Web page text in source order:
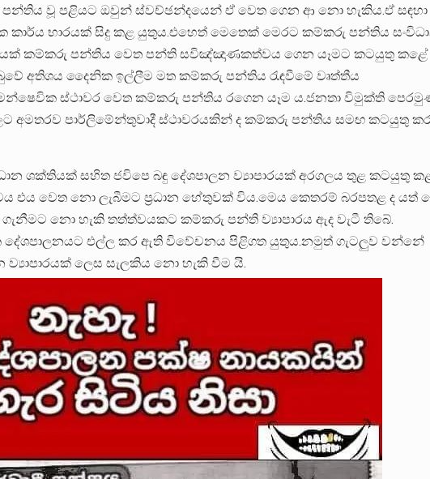
වූ පළියට ඔවුන් ස්වච්ඡන්දයෙන් ඒ වෙත ගෙන ආ නො හැකිය.ඒ සඳහා
භාරයක් සිදු කළ යුතුය.එහෙත් මෙතෙක් මෙරට කම්කරු පන්තිය
කම්කරු පන්තිය වෙත පන්ති සවිඤ්ඤාණකත්වය ගෙන යෑමට කටයුතු කළේ
අතිශය දෛනික ඉල්ලීම මත කම්කරු පන්තිය රැඳවීමේ වෘත්තීය
මෙන්ෂෙවික ස්ථාවර වෙත කම්කරු පන්තිය රගෙන යෑම ය.ජනතා විමුක්ති
අමතරව පාර්ලිමේන්තුවාදී ස්ථාවරයකින් ද කම්කරු පන්තිය සමඟ කටයුතු
ශක්තියක් සහිත ජවිපෙ බඳු දේශපාලන ව්‍යාපාරයක් අරගලය තුළ කටයුතු
වෙත නො ලැබීමට ප්‍රධාන හේතුවක් විය.මෙය කෙතරම් බරපතළ ද යත්
නො හැකි තත්ත්වයකට කම්කරු පන්ති ව්‍යාපාරය ඇද වැටී තිබේ.
දේශපාලනයට එල්ල කර ඇති විවේචනය පිළිගත යුතුය.නමුත් ගැටලුව වන්නේ
ව්‍යාපාරයක් ලෙස සැලකිය නො හැකි වීම යි.